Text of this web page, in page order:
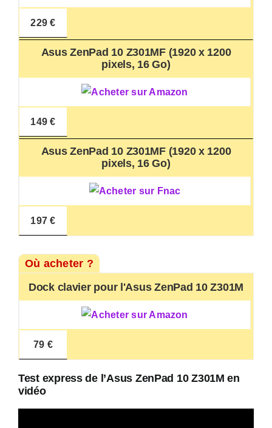
229 €
Asus ZenPad 10 Z301MF (1920 x 1200
pixels, 16 Go)
149 €
Asus ZenPad 10 Z301MF (1920 x 1200
pixels, 16 Go)
197 €
Où acheter ?
Dock clavier pour l'Asus ZenPad 10 Z301M
79 €
Test express de l’Asus ZenPad 10 Z301M en
vidéo